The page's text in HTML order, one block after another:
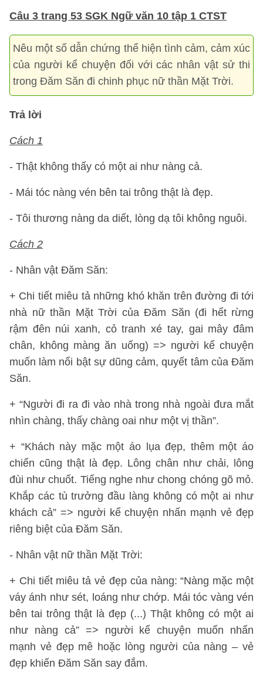
Câu 3 trang 53 SGK Ngữ văn 10 tập 1 CTST
Nêu một số dẫn chứng thể hiện tình cảm, cảm xúc
của người kể chuyện đối với các nhân vật sử thi
trong Đăm Săn đi chinh phục nữ thần Mặt Trời.
Trả lời
Cách 1
- Thật không thấy có một ai như nàng cả.
- Mái tóc nàng vén bên tai trông thật là đẹp.
- Tôi thương nàng da diết, lòng dạ tôi không nguôi.
Cách 2
- Nhân vật Đăm Săn:
+ Chi tiết miêu tả những khó khăn trên đường đi tới
nhà nữ thần Mặt Trời của Đăm Săn (đi hết rừng
rậm đên núi xanh, cỏ tranh xé tay, gai mây đâm
chân, không màng ăn uống) => người kể chuyện
muốn làm nổi bật sự dũng cảm, quyết tâm của Đăm
Săn.
+ “Người đi ra đi vào nhà trong nhà ngoài đưa mắt
nhìn chàng, thấy chàng oai như một vị thần”.
+ “Khách này mặc một áo lụa đẹp, thêm một áo
chiến cũng thật là đẹp. Lông chân như chải, lông
đùi như chuốt. Tiếng nghe như chong chóng gõ mỏ.
Khắp các tù trưởng đầu làng không có một ai như
khách cả” => người kể chuyện nhấn mạnh vẻ đẹp
riêng biệt của Đăm Săn.
- Nhân vật nữ thần Mặt Trời:
+ Chi tiết miêu tả vẻ đẹp của nàng: “Nàng mặc một
váy ánh như sét, loáng như chớp. Mái tóc vàng vén
bên tai trông thật là đẹp (...) Thật không có một ai
như nàng cả” => người kể chuyện muốn nhấn
mạnh vẻ đẹp mê hoặc lòng người của nàng – vẻ
đẹp khiến Đăm Săn say đắm.